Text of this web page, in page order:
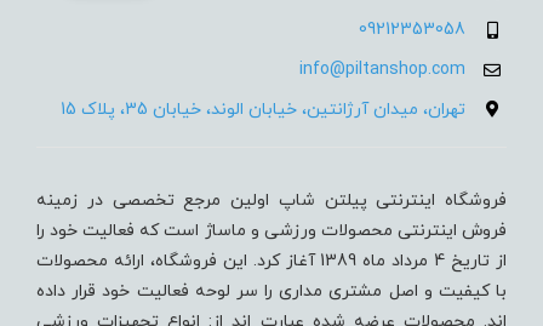
09212353058
info@piltanshop.com
تهران، میدان آرژانتین، خیابان الوند، خیابان 35، پلاک 15
فروشگاه اینترنتی پیلتن شاپ اولین مرجع تخصصی در زمینه
فروش اینترنتی محصولات ورزشی و ماساژ است که فعالیت خود را
از تاریخ 4 مرداد ماه 1389 آغاز کرد. این فروشگاه، ارائه محصولات
با کیفیت و اصل مشتری مداری را سر لوحه فعالیت خود قرار داده